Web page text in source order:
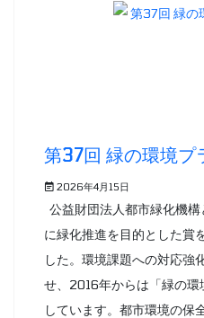
第37回 緑の環境プ
2026年4月15日
公益財団法人都市緑化機
に緑化推進を目的とした賞
した。環境課題への対応強
せ、2016年からは「緑の
しています。都市環境の保